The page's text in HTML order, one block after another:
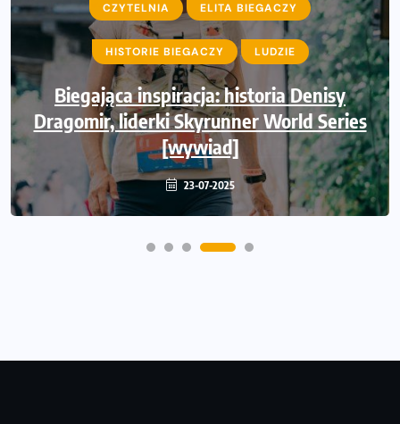
CZYTELNIA ELITA BIEGACZY
HISTORIE BIEGACZY LUDZIE
Biegająca inspiracja: historia Denisy
Dragomir, liderki Skyrunner World Series
[wywiad]
23-07-2025